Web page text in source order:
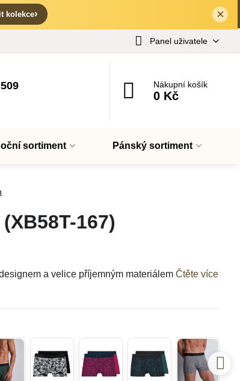
✕×
kolekce›
Panel uživatele
Nákupní košík
0 Kč
sortiment Pánský sortiment
167)
a velice příjemným materiálem Čtěte více